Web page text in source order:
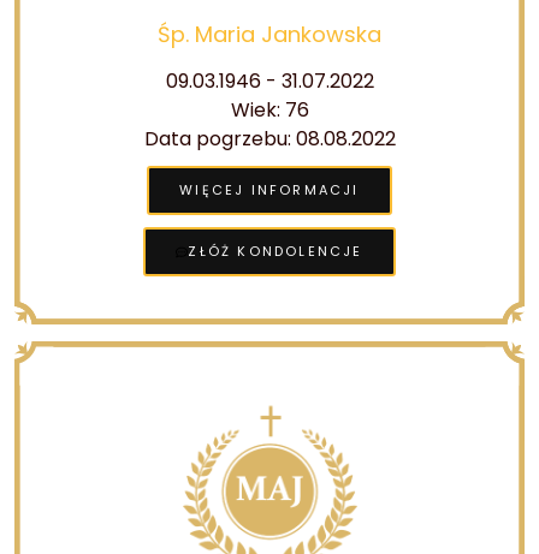
Śp. Maria Jankowska
09.03.1946 - 31.07.2022
Wiek: 76
Data pogrzebu: 08.08.2022
WIĘCEJ INFORMACJI
ZŁÓŻ KONDOLENCJE